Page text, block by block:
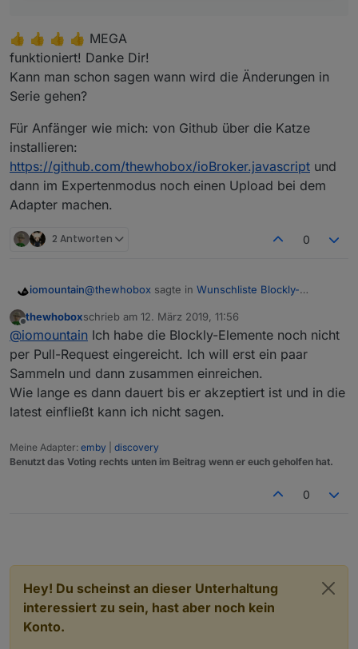
<block type="text" id="?Hv/
        <field name="TEXT">true</field>
    </value>
    <value name="COMMON">
<field name="TEXT">{ "role" :
      </block>
    </value>
    <next>
<block type="create" id="z(]=c48dVJC-
        <field name="NAME">1.1.2</field>
<block type="text"
        <value name="COMMON">
<block type="text"
<field name="TEXT">{ "role" :
          </block>
        </value>
        <next>
<block type="create"
            <field name="NAME">1.1.3</field>
            <value name="VALUE">
<field name="TEXT">true</
              </block>
            <value name="COMMON">
          </block>
        </next>
    </next>
👍 👍 👍 👍 MEGA
funktioniert! Danke Dir!
Kann man schon sagen wann wird die Änderungen in
Serie gehen?
Für Anfänger wie mich: von Github über die Katze
installieren:
https://github.com/thewhobox/ioBroker.javascript und
dann im Expertenmodus noch einen Upload bei dem
Adapter machen.
2 Antworten 0
iomountain@thewhobox sagte in Wunschliste Blockly-
@iomountainSelector Blockly ist fertig :) (Gibt
alle IDs als Array zurück)
👍 👍 👍 👍 MEGA
funktioniert! Danke Dir!
Kann man schon sagen wann wird die Änderungen
in Serie gehen?
Für Anfänger wie mich: von Github über die Katze
installieren:
https://github.com/thewhobox/ioBroker.javascript
bei dem Adapter machen.
Offline
thewhoboxschrieb am 12. März 2019, 11:56
zuletzt editiert von
@iomountain Ich habe die Blockly-Elemente noch nicht
per Pull-Request eingereicht. Ich will erst ein paar
Sammeln und dann zusammen einreichen.
Wie lange es dann dauert bis er akzeptiert ist und in die
latest einfließt kann ich nicht sagen.
Meine Adapter: emby
discovery
Benutzt das Voting rechts unten im Beitrag wenn er euch geholfen hat.
0
Hey! Du scheinst an dieser Unterhaltung
interessiert zu sein, hast aber noch kein
Konto.